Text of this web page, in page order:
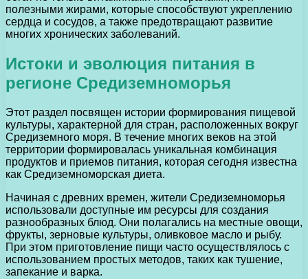
полезными жирами, которые способствуют укреплению
сердца и сосудов, а также предотвращают развитие
многих хронических заболеваний.
Истоки и эволюция питания в
регионе Средиземноморья
Этот раздел посвящен истории формирования пищевой
культуры, характерной для стран, расположенных вокруг
Средиземного моря. В течение многих веков на этой
территории формировалась уникальная комбинация
продуктов и приемов питания, которая сегодня известна
как Средиземноморская диета.
Начиная с древних времен, жители Средиземноморья
использовали доступные им ресурсы для создания
разнообразных блюд. Они полагались на местные овощи,
фрукты, зерновые культуры, оливковое масло и рыбу.
При этом приготовление пищи часто осуществлялось с
использованием простых методов, таких как тушение,
запекание и варка.